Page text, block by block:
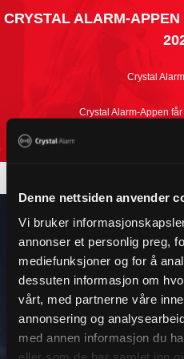
Denne nettsiden anvender
Vi bruker
annonser et personlig preg,
mediefunksjoner og for å
dessuten informasjon om
vårt, med partnerne våre
annonsering og
med annen informasjon du
CRYSTAL ALARM-
Crystal
Crystal Alarm-Appen